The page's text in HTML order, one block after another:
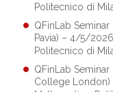
Politecnico di
QFinLab
Pavia) – 4/5/
Politecnico di
QFinLab
College London)